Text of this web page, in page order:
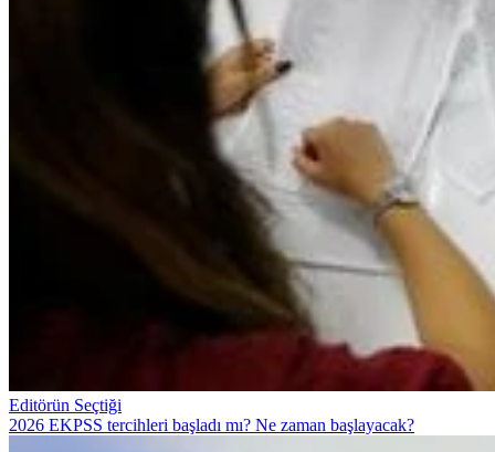
Editörün Seçtiği
2026 EKPSS tercihleri başladı mı? Ne zaman başlayacak?